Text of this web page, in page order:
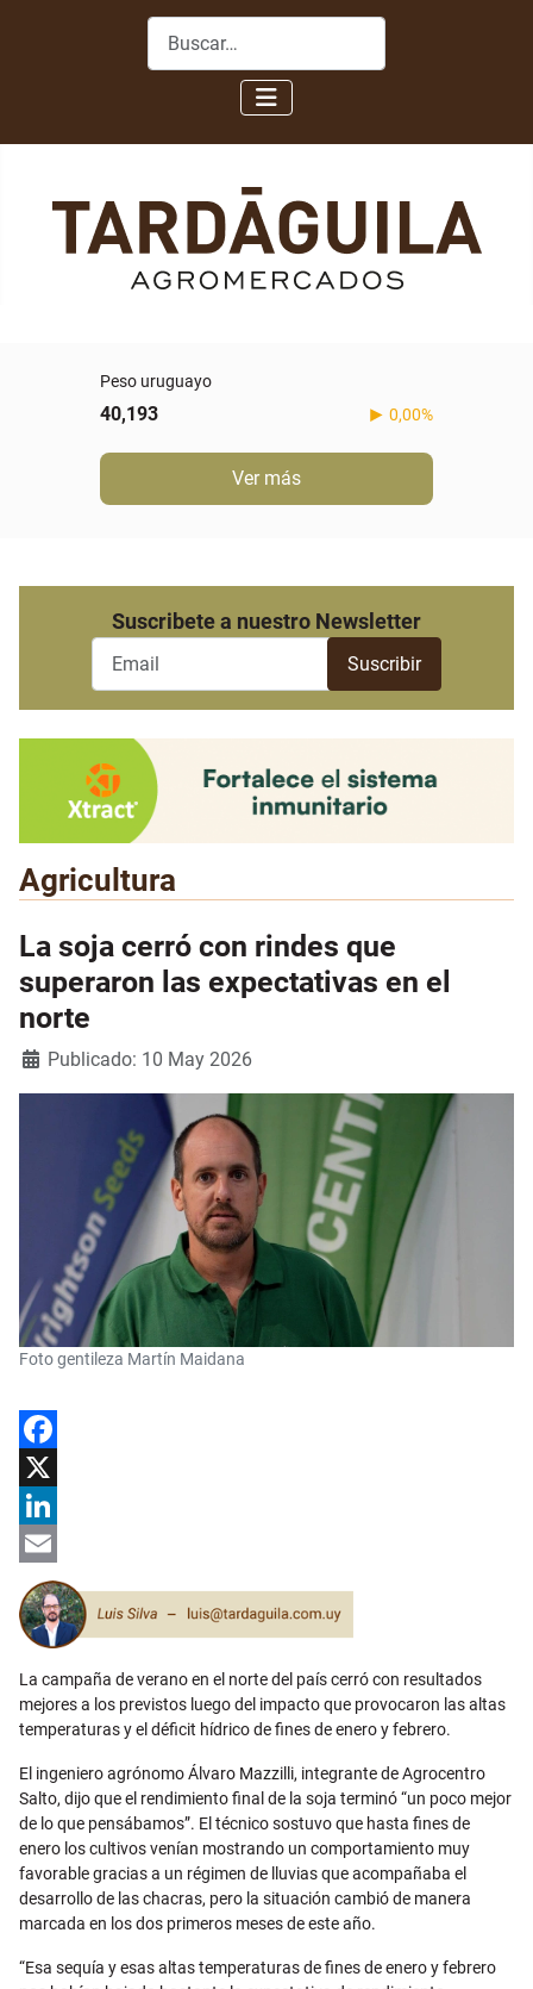
Buscar
Peso uruguayo
40,193 0,00%
Ver más
Suscribete a nuestro Newsletter
Agricultura
La soja cerró con rindes que
superaron las expectativas en el
norte
Detalles
Publicado: 10 May 2026
Foto gentileza Martín Maidana
Facebook
X
LinkedIn
Email
La campaña de verano en el norte del país cerró con resultados
mejores a los previstos luego del impacto que provocaron las altas
temperaturas y el déficit hídrico de fines de enero y febrero.
El ingeniero agrónomo Álvaro Mazzilli, integrante de Agrocentro
Salto, dijo que el rendimiento final de la soja terminó “un poco mejor
de lo que pensábamos”. El técnico sostuvo que hasta fines de
enero los cultivos venían mostrando un comportamiento muy
favorable gracias a un régimen de lluvias que acompañaba el
desarrollo de las chacras, pero la situación cambió de manera
marcada en los dos primeros meses de este año.
“Esa sequía y esas altas temperaturas de fines de enero y febrero